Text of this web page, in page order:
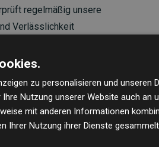
regelmäßig unsere
Verlässlichkeit
in Klimaschutzprojekte im
der teilnehmenden
die messbare Klimawirkung
zu personalisieren und unseren
Nutzung unserer Website auch an
mit anderen Informationen
Ihrer Nutzung ihrer Dienste gesammelt